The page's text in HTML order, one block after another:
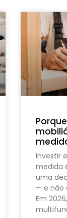
Investir
medida
uma
— e não
Em